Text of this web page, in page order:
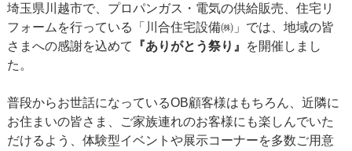
埼玉県川越市で、プロパンガス・電気の供給販売、住宅リ
フォームを行っている「川合住宅設備㈱」では、地域の皆
さまへの感謝を込めて
『ありがとう祭り』
を開催しまし
た。
普段からお世話になっているOB顧客様はもちろん、近隣に
お住まいの皆さま、ご家族連れのお客様にも楽しんでいた
だけるよう、体験型イベントや展示コーナーを多数ご用意